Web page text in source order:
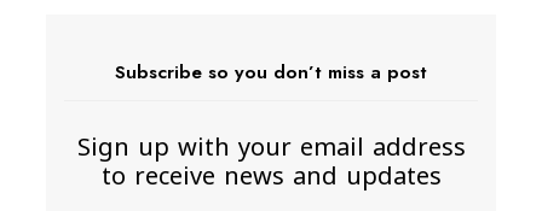
Subscribe so you don’t miss a post
Sign up with your email address
to receive news and updates